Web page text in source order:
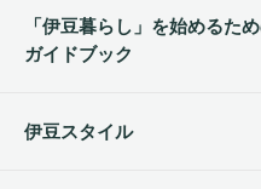
「伊豆暮らし」を始めるため
ガイドブック
伊豆スタイル